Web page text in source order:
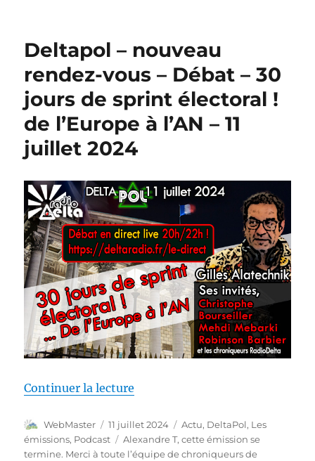
Deltapol – nouveau
rendez-vous – Débat – 30
jours de sprint électoral !
de l’Europe à l’AN – 11
juillet 2024
Continuer la lecture
Auteur
WebMaster
Publié
le
11 juillet 2024 Catégories
Actu, DeltaPol, Les
émissions, Podcast Étiquettes
Alexandre T,cette émission se
termine. Merci à toute l’équipe de chroniqueurs de